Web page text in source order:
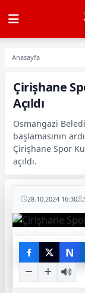
Anasayfa
Çirişhane
Açıldı
Osmangazi
başlamasının
Çirişhane Spor
açıldı.
28.10.2024 16:30
N